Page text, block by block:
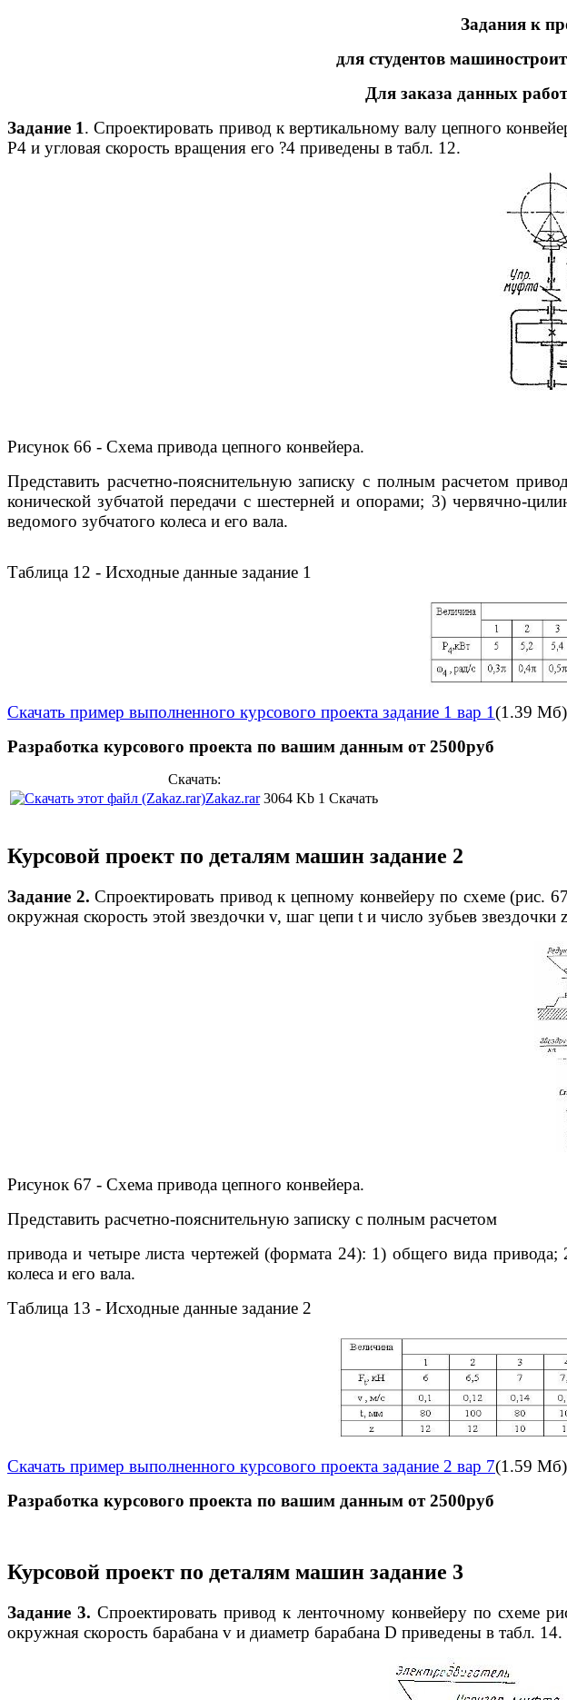
Задания к
для студентов
Для заказа данных
Задание 1. Спроектировать привод к вертикальному валу цепного
Р4 и угловая скорость вращения его ?4 приведены в табл. 12.
Рисунок 66 - Схема привода цепного конвейера.
Представить расчетно-пояснительную записку с полным расчетом
конической зубчатой передачи с шестерней и опорами; 3) червячно-
ведомого зубчатого колеса и его вала.
Таблица 12 - Исходные данные задание 1
Скачать пример выполненного курсового проекта задание 1 вар 1(1.39 Мб)
Разработка курсового проекта по вашим данным от 2500руб
Скачать:
Zakaz.rar 3064 Kb 1 Скачать
Курсовой проект по деталям машин задание 2
Задание 2. Спроектировать привод к цепному конвейеру по схеме (рис.
окружная скорость этой звездочки v, шаг цепи t и число зубьев звездочки
Рисунок 67 - Схема привода цепного конвейера.
Представить расчетно-пояснительную записку с полным расчетом
привода и четыре листа чертежей (формата 24): 1) общего вида
колеса и его вала.
Таблица 13 - Исходные данные задание 2
Скачать пример выполненного курсового проекта задание 2 вар 7(1.59 Мб)
Разработка курсового проекта по вашим данным от 2500руб
Курсовой проект по деталям машин задание 3
Задание 3. Спроектировать привод к ленточному конвейеру по схеме
окружная скорость барабана v и диаметр бара­бана D приведены в табл. 14.